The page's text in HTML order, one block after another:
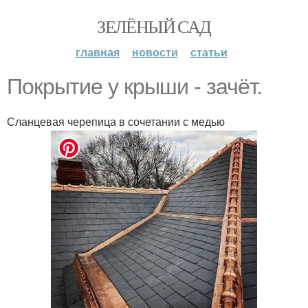
ЗЕЛЁНЫЙ САД
главная новости статьи
Покрытие у крыши - зачёт.
Сланцевая черепица в сочетании с медью